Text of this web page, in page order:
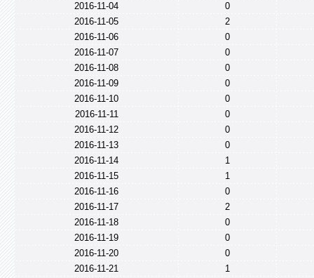
2016-11-04
0
2016-11-05
2
2016-11-06
0
2016-11-07
0
2016-11-08
0
2016-11-09
0
2016-11-10
0
2016-11-11
0
2016-11-12
0
2016-11-13
0
2016-11-14
1
2016-11-15
1
2016-11-16
0
2016-11-17
2
2016-11-18
0
2016-11-19
0
2016-11-20
0
2016-11-21
1